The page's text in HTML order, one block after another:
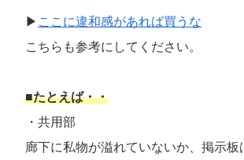
▶ ここに違和感があれば買うな
こちらも参考にしてください。
■たとえば・・
・共用部
廊下に私物が溢れていないか、掲示板